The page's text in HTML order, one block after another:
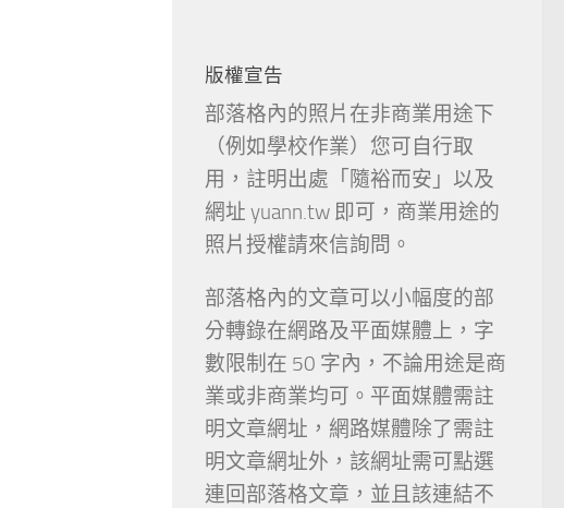
版權宣告
部落格內的照片在非商業用途下
（例如學校作業）您可自行取
用，註明出處「隨裕而安」以及
網址 yuann.tw 即可，商業用途的
照片授權請來信詢問。
部落格內的文章可以小幅度的部
分轉錄在網路及平面媒體上，字
數限制在 50 字內，不論用途是商
業或非商業均可。平面媒體需註
明文章網址，網路媒體除了需註
明文章網址外，該網址需可點選
連回部落格文章，並且該連結不